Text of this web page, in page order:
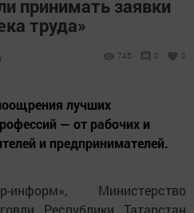
принимать заявки
труда»
745 0 0
лучших
— от рабочих и
и предпринимателей.
Министерство